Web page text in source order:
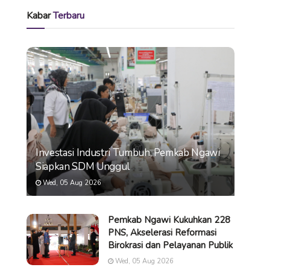
KabarTerbaru
Investasi Industri Tumbuh, Pemkab Ngawi
Siapkan SDM Unggul
Wed, 05 Aug 2026
Pemkab Ngawi Kukuhkan 228
PNS, Akselerasi Reformasi
Birokrasi dan Pelayanan Publik
Wed, 05 Aug 2026